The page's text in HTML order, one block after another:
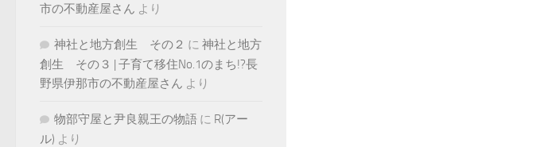
市の不動産屋さん より
神社と地方創生 その２ に 神社と地方
創生 その３ | 子育て移住No.1のまち!?長
野県伊那市の不動産屋さん より
物部守屋と尹良親王の物語 に R(アー
ル) より